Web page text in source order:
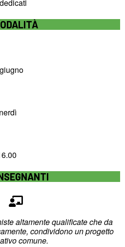
altamente qualificate che da
condividono un progetto
comune.